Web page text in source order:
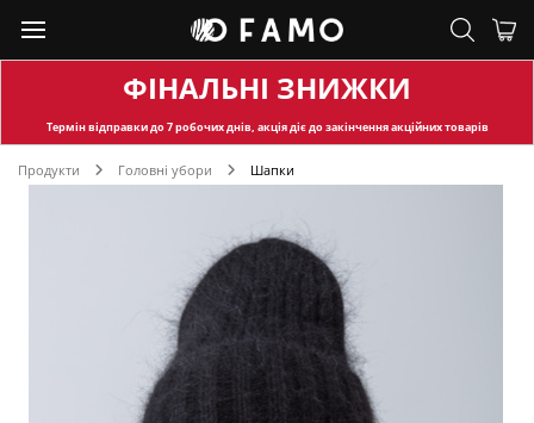
ФІНАЛЬНІ ЗНИЖКИ
Термін відправкидо 7 робочих днів, акція діє до закінчення акційних товарів
Продукти Головні убори Шапки